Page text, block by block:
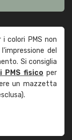
colori PMS non
del
Si consiglia
fisico per
un mazzetta